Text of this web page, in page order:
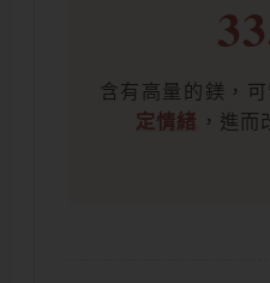
含有高量的鎂，
定情緒 ，進而